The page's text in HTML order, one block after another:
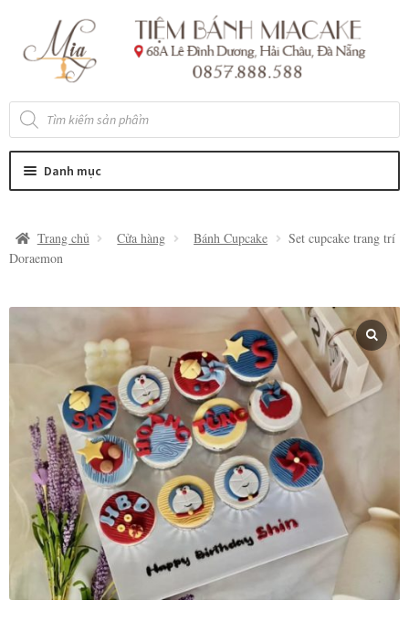
đến
Điều
đến
nội
Tìm
kiếm
sản
Danh mục
Trang chủ Cửa hàng Bánh Cupcake
Set cupcake trang trí
Doraemon